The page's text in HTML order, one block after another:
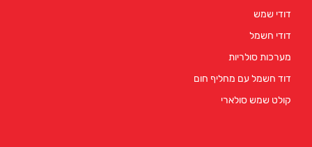
דודי שמש
דודי חשמל
מערכות סולריות
דוד חשמל עם מחליף חום
קולט שמש סולארי